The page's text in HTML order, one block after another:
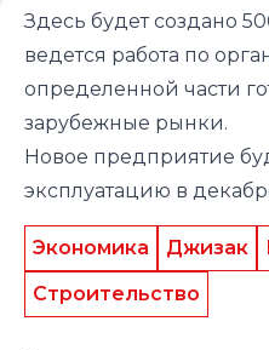
Здесь будет создано
ведется работа по
определенной части
зарубежные рынки.
Новое предприятие
эксплуатацию в
Экономика Джизак
Строительство